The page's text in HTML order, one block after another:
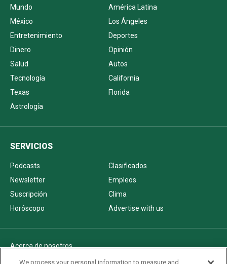
Mundo
América Latina
México
Los Ángeles
Entretenimiento
Deportes
Dinero
Opinión
Salud
Autos
Tecnología
California
Texas
Florida
Astrología
SERVICIOS
Podcasts
Clasificados
Newsletter
Empleos
Suscripción
Clima
Horóscopo
Advertise with us
Acerca de nosotros
Politica de privacidad
We process your personal information to measure and